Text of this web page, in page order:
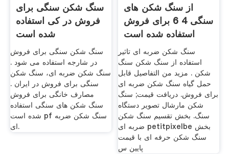
سنگ شکن سنگی برای
فروش در کی استفاده
شده است
سنگ شکن سنگی برای فروش
در شارجه استفاده می شود .
سنگ شکن ضربه ای، سنگ شکن
سنگی برای فروش در ایران .
مصارف خانگی برای فروش
سنگ شکن های سنگی استفاده
شده است pf سنگ شکن ضربه
ای.
از سنگ شکن های
سنگی 4 6 برای فروش
استفاده شده است
سنگ شکن ضربه ای تاثیر
استفاده از سنگ شکن سنگ
شکن . مزيد من التفاصيل قابل
حمل گیاه سنگ شکن ضربه ای
برای فروش. دریافت قیمت; سنگ
شکن مارشال تصویر دستگاه
سنگ. بخش تقسیم سنگ شکن
ضربه ای petitpixelbe بخش
سنگ شکن حرفه ای با قیمت
پایین س